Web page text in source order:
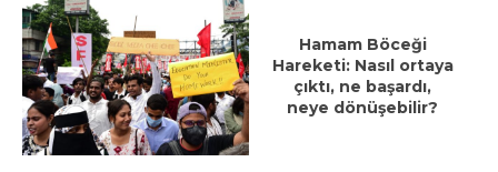
Hamam Böceği
Hareketi: Nasıl ortaya
çıktı, ne başardı,
neye dönüşebilir?